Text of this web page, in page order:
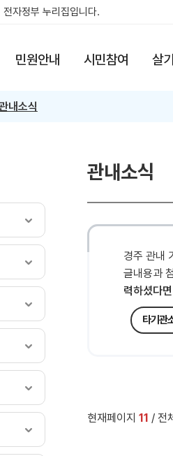
자정부 누리집입니다.
민원안내 시민참여 살
내소식
관내소식
경주 관내
글내용과
력하셨다
타기관
현재페이지 11 / 전